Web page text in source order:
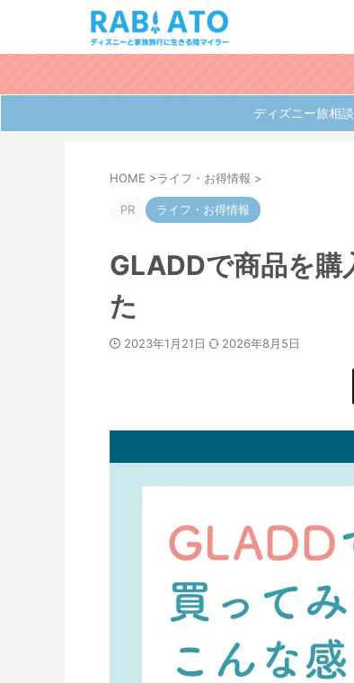
HOME >ライフ・お得情報 >
PR ライフ・お得情報
GLADDで商品を購
た
2023年1月21日 2026年8月5日